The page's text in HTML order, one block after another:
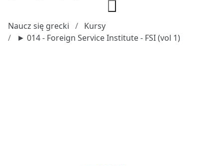
Naucz się grecki
Kursy
► 014 - Foreign Service Institute - FSI (vol 1)